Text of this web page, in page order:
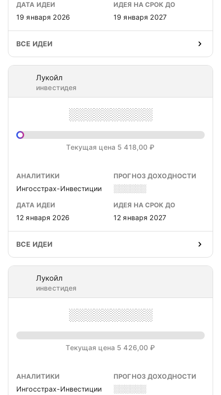
ДАТА ИДЕИ
19 января 2026
ИДЕЯ НА СРОК ДО
19 января 2027
ВСЕ ИДЕИ
Лукойл
инвестидея
░░░░░░░░░░
Текущая цена 5 418,00 ₽
АНАЛИТИКИ
Ингосстрах-Инвестиции
ПРОГНОЗ ДОХОДНОСТИ
░░░░░░
ДАТА ИДЕИ
12 января 2026
ИДЕЯ НА СРОК ДО
12 января 2027
ВСЕ ИДЕИ
Лукойл
инвестидея
░░░░░░░░░░
Текущая цена 5 426,00 ₽
АНАЛИТИКИ
Ингосстрах-Инвестиции
ПРОГНОЗ ДОХОДНОСТИ
░░░░░░